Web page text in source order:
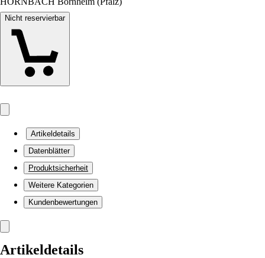
Nicht reservierbar
Artikeldetails
Datenblätter
Produktsicherheit
Weitere Kategorien
Kundenbewertungen
Artikeldetails